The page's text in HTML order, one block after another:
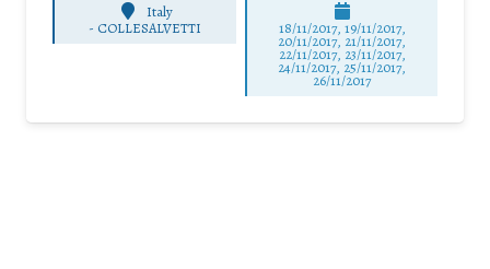
Italy
- COLLESALVETTI 18/11/2017, 19/11/2017,
20/11/2017, 21/11/2017,
22/11/2017, 23/11/2017,
24/11/2017, 25/11/2017,
26/11/2017